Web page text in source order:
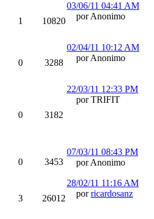
1 10820
03/06/11 04:41 AM
por Anonimo
0 3288
02/04/11 10:12 AM
por Anonimo
0 3182
22/03/11 12:33 PM
por TRIFIT
0 3453
07/03/11 08:43 PM
por Anonimo
3 26012
28/02/11 11:16 AM
porricardosanz